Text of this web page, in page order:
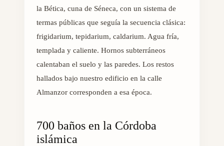
la Bética, cuna de Séneca, con un sistema de
termas públicas que seguía la secuencia clásica:
frigidarium, tepidarium, caldarium. Agua fría,
templada y caliente. Hornos subterráneos
calentaban el suelo y las paredes. Los restos
hallados bajo nuestro edificio en la calle
Almanzor corresponden a esa época.
700 baños en la Córdoba
islámica